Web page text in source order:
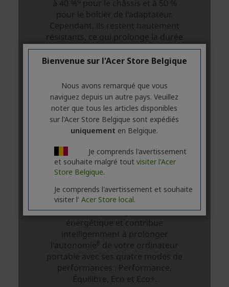
Bienvenue sur l'Acer Store Belgique
Nous avons remarqué que vous
naviguez depuis un autre pays. Veuillez
noter que tous les articles disponibles
sur l'Acer Store Belgique sont expédiés
uniquement en Belgique.
Je comprends l'avertissement
et souhaite malgré tout visiter l'Acer
Store Belgique.
Je comprends l'avertissement et souhaite
visiter l' Acer Store local.